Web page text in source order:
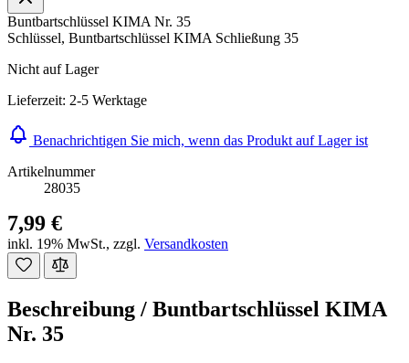
Buntbartschlüssel KIMA Nr. 35
Schlüssel, Buntbartschlüssel KIMA Schließung 35
Nicht auf Lager
Lieferzeit: 2-5 Werktage
Benachrichtigen Sie mich, wenn das Produkt auf Lager ist
Artikelnummer
28035
7,99 €
inkl. 19% MwSt., zzgl. Versandkosten
Beschreibung / Buntbartschlüssel KIMA
Nr. 35